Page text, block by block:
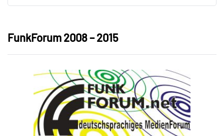
FunkForum 2008 – 2015